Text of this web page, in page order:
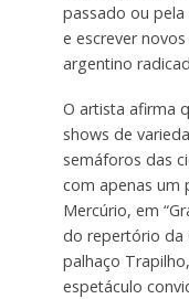
passado ou pela
e escrever
argentino
O artista afirma
shows de
semáforos das
com apenas um
Mercúrio, em
do repertório da
palhaço
espetáculo